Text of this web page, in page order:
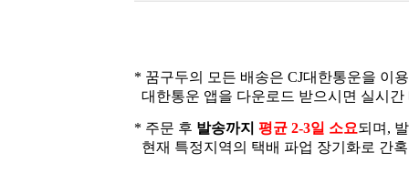
* 꿈구두의 모든 배송은 CJ대한통운을 이
대한통운 앱을 다운로드 받으시면 실시
* 주문 후 발송까지 평균 2-3일 소요되며,
현재 특정지역의 택배 파업 장기화로 간